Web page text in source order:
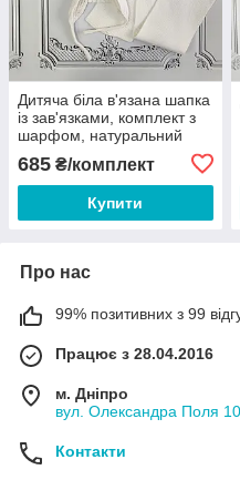
Дитяча біла в'язана шапка
із зав'язками, комплект з
шарфом, натуральний
685 ₴/комплект
Купити
Про нас
99% позитивних з 99
Працює з 28.04.2016
м. Дніпро
вул. Олександра Поля
Контакти